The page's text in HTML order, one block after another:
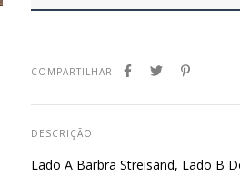
COMPARTILHAR
DESCRIÇÃO
Lado A Barbra Streisand, Lado B